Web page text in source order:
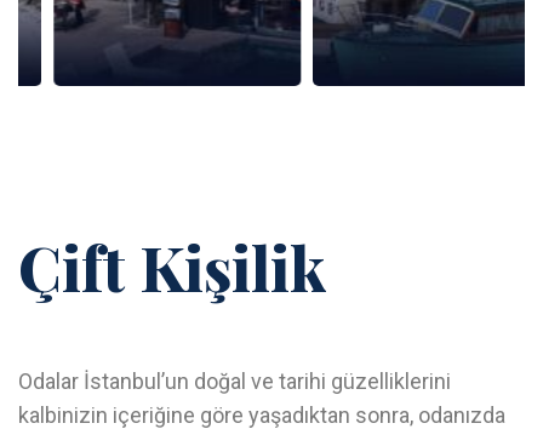
Çift Kişilik
Odalar İstanbul’un doğal ve tarihi güzelliklerini
kalbinizin içeriğine göre yaşadıktan sonra, odanızda